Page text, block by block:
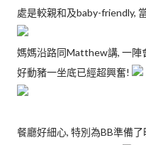
處是較親和及baby-friendly,
媽媽沿路同Matthew講, 一陣
好動豬一坐底已經超興奮!
餐廳好細心, 特別為BB準備